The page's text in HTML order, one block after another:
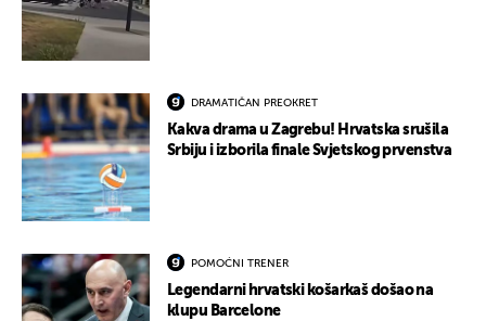
DRAMATIČAN PREOKRET
Kakva drama u Zagrebu! Hrvatska srušila
Srbiju i izborila finale Svjetskog prvenstva
POMOĆNI TRENER
Legendarni hrvatski košarkaš došao na
klupu Barcelone